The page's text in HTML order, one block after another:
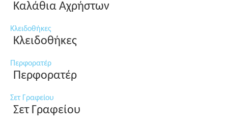
Καλάθια Αχρήστων
Κλειδοθήκες
Κλειδοθήκες
Περφορατέρ
Περφορατέρ
Σετ Γραφείου
Σετ Γραφείου